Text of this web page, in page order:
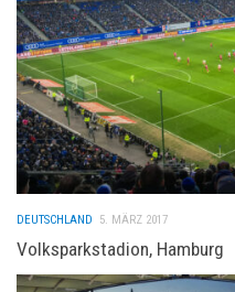
DEUTSCHLAND 5. MÄRZ 2017
Volksparkstadion, Hamburg